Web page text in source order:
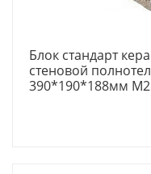
Блок стандарт
стеновой
390*190*188мм